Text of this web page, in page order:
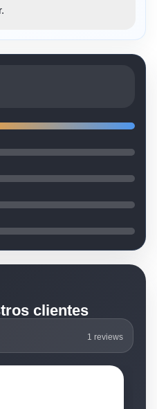
clientes
1 reviews